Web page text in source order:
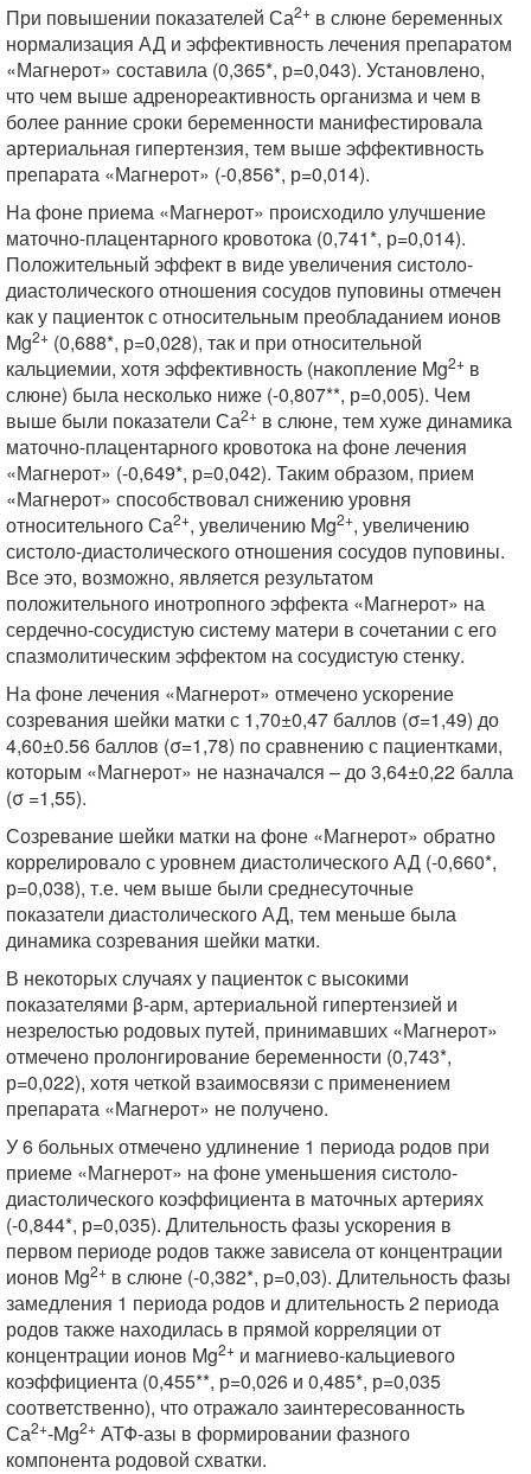
При повышении показателей Са2+ в слюне беременных
нормализация АД и эффективность лечения препаратом
«Магнерот» составила (0,365*, р=0,043). Установлено,
что чем выше адренореактивность организма и чем в
более ранние сроки беременности манифестировала
артериальная гипертензия, тем выше эффективность
препарата «Магнерот» (-0,856*, р=0,014).
На фоне приема «Магнерот» происходило улучшение
маточно-плацентарного кровотока (0,741*, р=0,014).
Положительный эффект в виде увеличения систоло-
диастолического отношения сосудов пуповины отмечен
как у пациенток с относительным преобладанием ионов
Mg2+ (0,688*, р=0,028), так и при относительной
кальциемии, хотя эффективность (накопление Mg2+ в
слюне) была несколько ниже (-0,807**, р=0,005). Чем
выше были показатели Са2+ в слюне, тем хуже динамика
маточно-плацентарного кровотока на фоне лечения
«Магнерот» (-0,649*, р=0,042). Таким образом, прием
«Магнерот» способствовал снижению уровня
относительного Са2+, увеличению Mg2+, увеличению
систоло-диастолического отношения сосудов пуповины.
Все это, возможно, является результатом
положительного инотропного эффекта «Магнерот» на
сердечно-сосудистую систему матери в сочетании с его
спазмолитическим эффектом на сосудистую стенку.
На фоне лечения «Магнерот» отмечено ускорение
созревания шейки матки с 1,70±0,47 баллов (σ=1,49) до
4,60±0.56 баллов (σ=1,78) по сравнению с пациентками,
которым «Магнерот» не назначался – до 3,64±0,22 балла
(σ =1,55).
Созревание шейки матки на фоне «Магнерот» обратно
коррелировало с уровнем диастолического АД (-0,660*,
р=0,038), т.е. чем выше были среднесуточные
показатели диастолического АД, тем меньше была
динамика созревания шейки матки.
В некоторых случаях у пациенток с высокими
показателями β-арм, артериальной гипертензией и
незрелостью родовых путей, принимавших «Магнерот»
отмечено пролонгирование беременности (0,743*,
р=0,022), хотя четкой взаимосвязи с применением
препарата «Магнерот» не получено.
У 6 больных отмечено удлинение 1 периода родов при
приеме «Магнерот» на фоне уменьшения систоло-
диастолического коэффициента в маточных артериях
(-0,844*, р=0,035). Длительность фазы ускорения в
первом периоде родов также зависела от концентрации
ионов Mg2+ в слюне (-0,382*, р=0,03). Длительность фазы
замедления 1 периода родов и длительность 2 периода
родов также находилась в прямой корреляции от
концентрации ионов Mg2+ и магниево-кальциевого
коэффициента (0,455**, р=0,026 и 0,485*, р=0,035
соответственно), что отражало заинтересованность
Са2+-Mg2+ АТФ-азы в формировании фазного
компонента родовой схватки.